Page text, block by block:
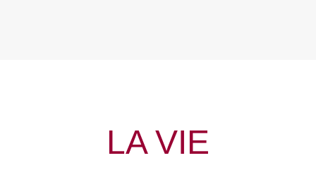
LA VIE